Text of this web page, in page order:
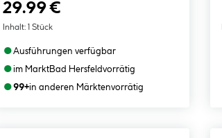
29.99 €
Inhalt: 1 Stück
●Ausführungen verfügbar
●im MarktBad Hersfeldvorrätig
●99+in anderen Märktenvorrätig